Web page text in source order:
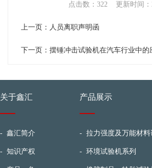
点击数：322 更新时间：
上一页： 人员离职声明函
下一页： 摆锤冲击试验机在汽车行业中的
关于鑫汇
- 鑫汇简介
- 知识产权
产品展示
- 拉力强度及万能材料
- 环境试验机系列